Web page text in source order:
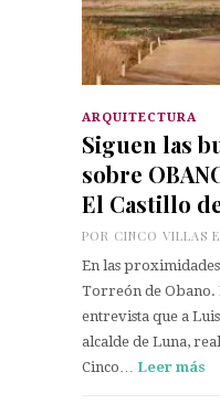
ARQUITECTURA
Siguen las
sobre
El Castillo
POR CINCO VILLAS
En las
Torreón de Obano.
entrevista que a
alcalde de Luna,
Cinco… Leer más